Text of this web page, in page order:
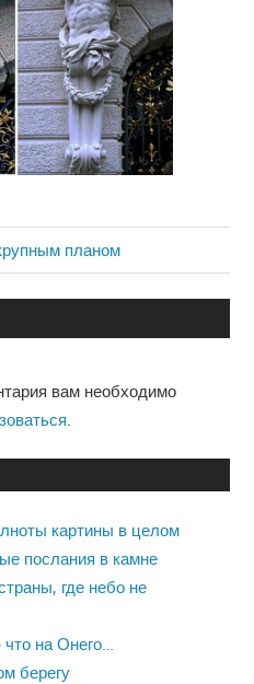
планом
вам необходимо
картины в целом
послания в камне
где небо не
на Онего…
берегу